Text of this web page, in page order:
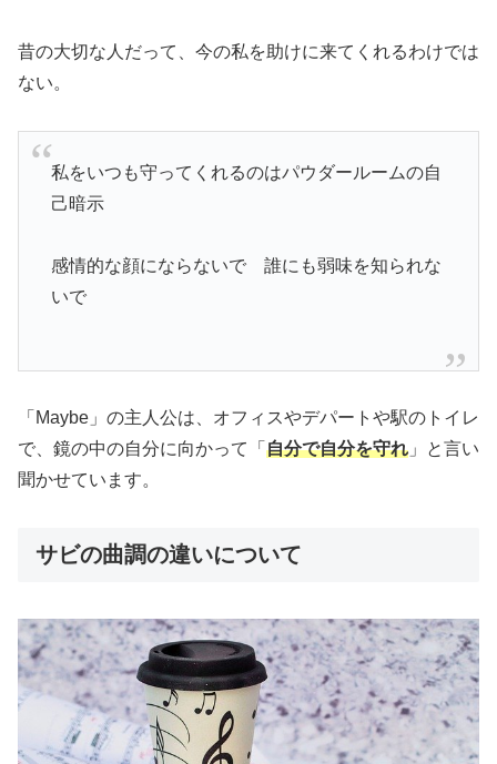
昔の大切な人だって、今の私を助けに来てくれるわけでは
ない。
私をいつも守ってくれるのはパウダールームの自
己暗示
感情的な顔にならないで 誰にも弱味を知られな
いで
「Maybe」の主人公は、オフィスやデパートや駅のトイレ
で、鏡の中の自分に向かって「 自分で自分を守れ 」と言い
聞かせています。
サビの曲調の違いについて